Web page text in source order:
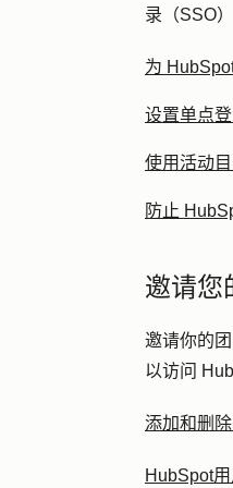
录（SSO）
为
设置单点
使用活动
防止
邀请您
邀请你的
以访问
添加和删
HubSpot